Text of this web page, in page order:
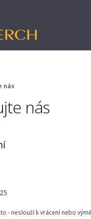
nás
nás
- neslouží k vrácení nebo